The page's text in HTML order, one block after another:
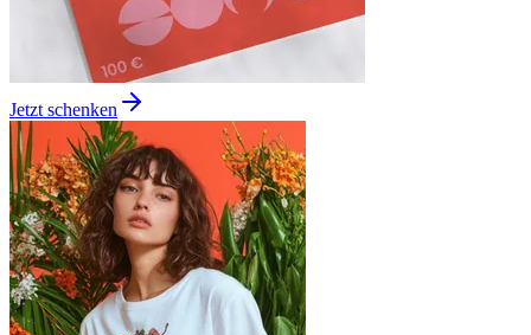
Jetzt schenken